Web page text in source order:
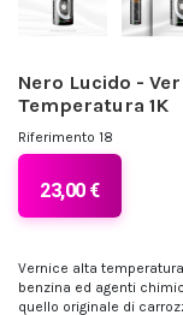
Nero Lucido -
Temperatura 1K
Riferimento 18
23,00 €
Vernice alta
benzina ed agenti
quello originale di